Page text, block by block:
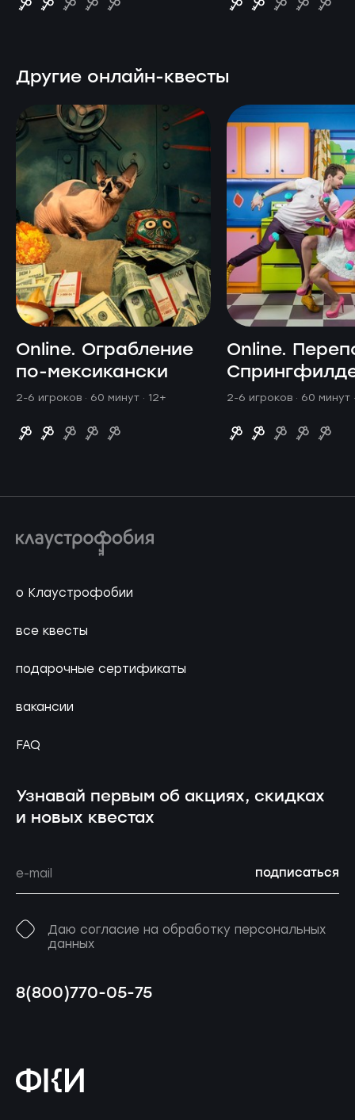
Другие онлайн-квесты
Online. Ограбление
по-мексикански
2-6 игроков · 60 минут · 12+
Online.
2-6 игроков · 60 минут
о Клаустрофобии
все квесты
подарочные сертификаты
вакансии
FAQ
Узнавай первым об акциях, скидках
и новых квестах
подписаться
Даю согласие на обработку персональных
данных
8(800)770-05-75